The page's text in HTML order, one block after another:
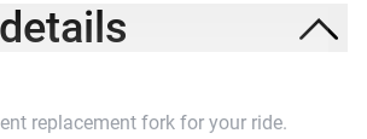
replacement fork for your ride.